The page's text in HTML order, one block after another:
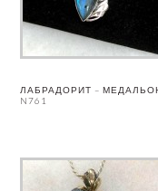
ЛАБРАДОРИТ –
N761